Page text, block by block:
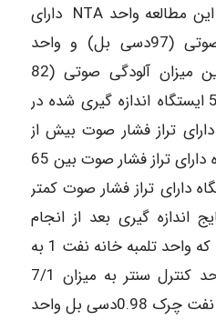
بر اساس نتایج این مطالعه واحد NTA دارای
بیشترین میزان آلودگی صوتی (97دسی بل) و واحد
مخازن کروی دارای کمترین میزان آلودگی صوتی (82
دسی بل) بود. از کل 523 ایستگاه اندازه گیری شده در
ایستگاه دارای تراز فشار صوت بیش از
85 دسی بل ، 373 ایستگاه دارای تراز فشار صوت بین 65
بل و 30 ایستگاه دارای تراز فشار صوت کمتر
اندازه گیری بعد از انجام
اقدامات اصلاحی نشان داد که واحد تلمبه خانه نفت 1 به
میزان 39/2دسی بل، واحد کنترل سنتر به میزان 7/1
دسی بل، واحد تلمبه خانه نفت چرک 0.98دسی بل واحد